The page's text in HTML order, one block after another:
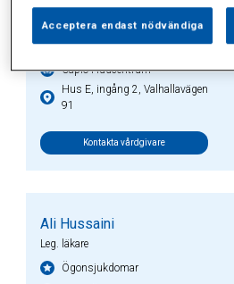
Leg. läkare
Hudsjukdomar
Capio Hudcentrum
Hus E, ingång 2, Valhallavägen
91
Kontakta vårdgivare
Ali Hussaini
Leg. läkare
Ögonsjukdomar
Acceptera endast nödvändiga